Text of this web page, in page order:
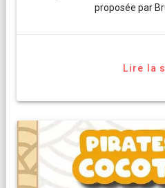
proposée par
Lire la